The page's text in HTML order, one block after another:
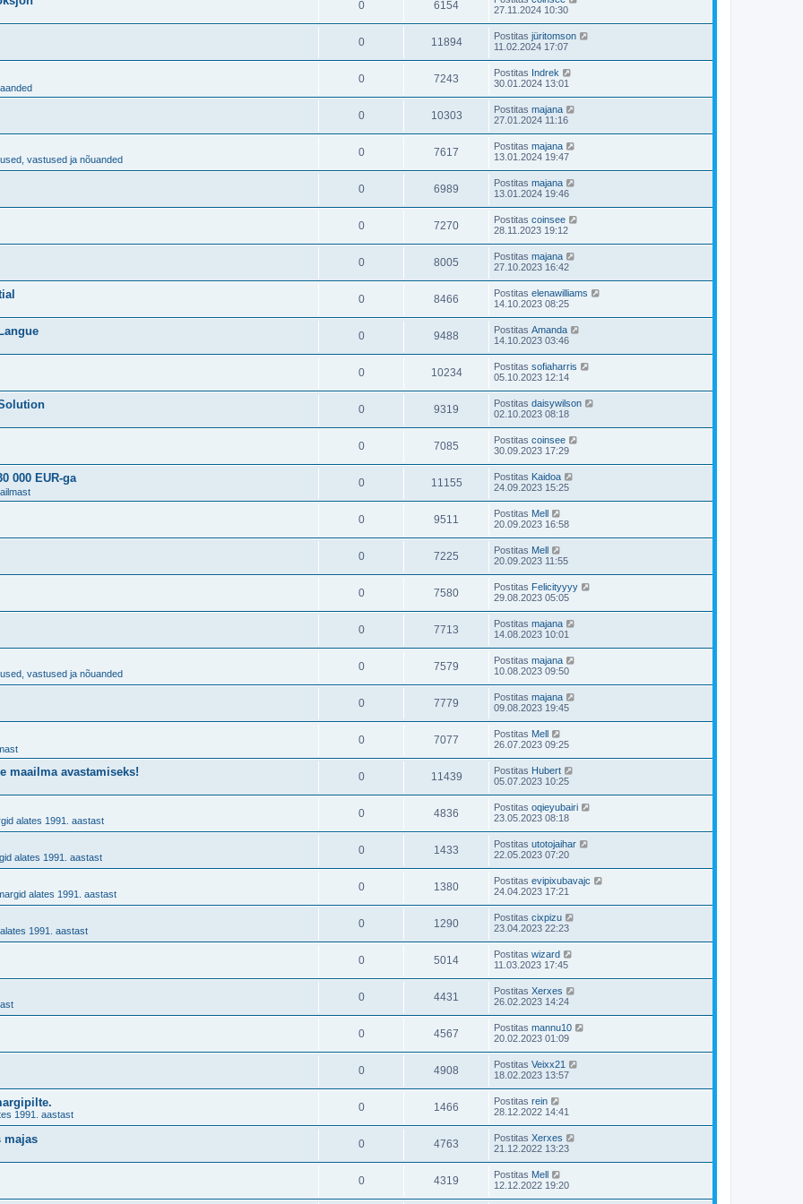
0 6154
27.11.2024 10:30
0 11894 Postitas jüritomson
11.02.2024 17:07
0 7243 Postitas Indrek
30.01.2024 13:01
0 10303 Postitas majana
27.01.2024 11:16
vastused ja nõuanded
0 7617 Postitas majana
13.01.2024 19:47
0 6989 Postitas majana
13.01.2024 19:46
0 7270 Postitas coinsee
28.11.2023 19:12
0 8005 Postitas majana
27.10.2023 16:42
0 8466 Postitas elenawilliams
14.10.2023 08:25
0 9488 Postitas Amanda
14.10.2023 03:46
0 10234 Postitas sofiaharris
05.10.2023 12:14
0 9319 Postitas daisywilson
02.10.2023 08:18
0 7085 Postitas coinsee
30.09.2023 17:29
000 EUR-ga 0 11155 Postitas Kaidoa
24.09.2023 15:25
0 9511 Postitas Mell
20.09.2023 16:58
0 7225 Postitas Mell
20.09.2023 11:55
0 7580 Postitas Felicityyyy
29.08.2023 05:05
0 7713 Postitas majana
14.08.2023 10:01
vastused ja nõuanded
0 7579 Postitas majana
10.08.2023 09:50
0 7779 Postitas majana
09.08.2023 19:45
0 7077 Postitas Mell
26.07.2023 09:25
maailma avastamiseks! 0 11439 Postitas Hubert
05.07.2023 10:25
alates 1991. aastast
0 4836 Postitas oqieyubairi
23.05.2023 08:18
alates 1991. aastast
0 1433 Postitas utotojaihar
22.05.2023 07:20
alates 1991. aastast
0 1380 Postitas evipixubavajc
24.04.2023 17:21
1991. aastast
0 1290 Postitas cixpizu
23.04.2023 22:23
0 5014 Postitas wizard
11.03.2023 17:45
0 4431 Postitas Xerxes
26.02.2023 14:24
0 4567 Postitas mannu10
20.02.2023 01:09
0 4908 Postitas Veixx21
18.02.2023 13:57
1991. aastast
0 1466 Postitas rein
28.12.2022 14:41
majas 0 4763 Postitas Xerxes
21.12.2022 13:23
0 4319 Postitas Mell
12.12.2022 19:20